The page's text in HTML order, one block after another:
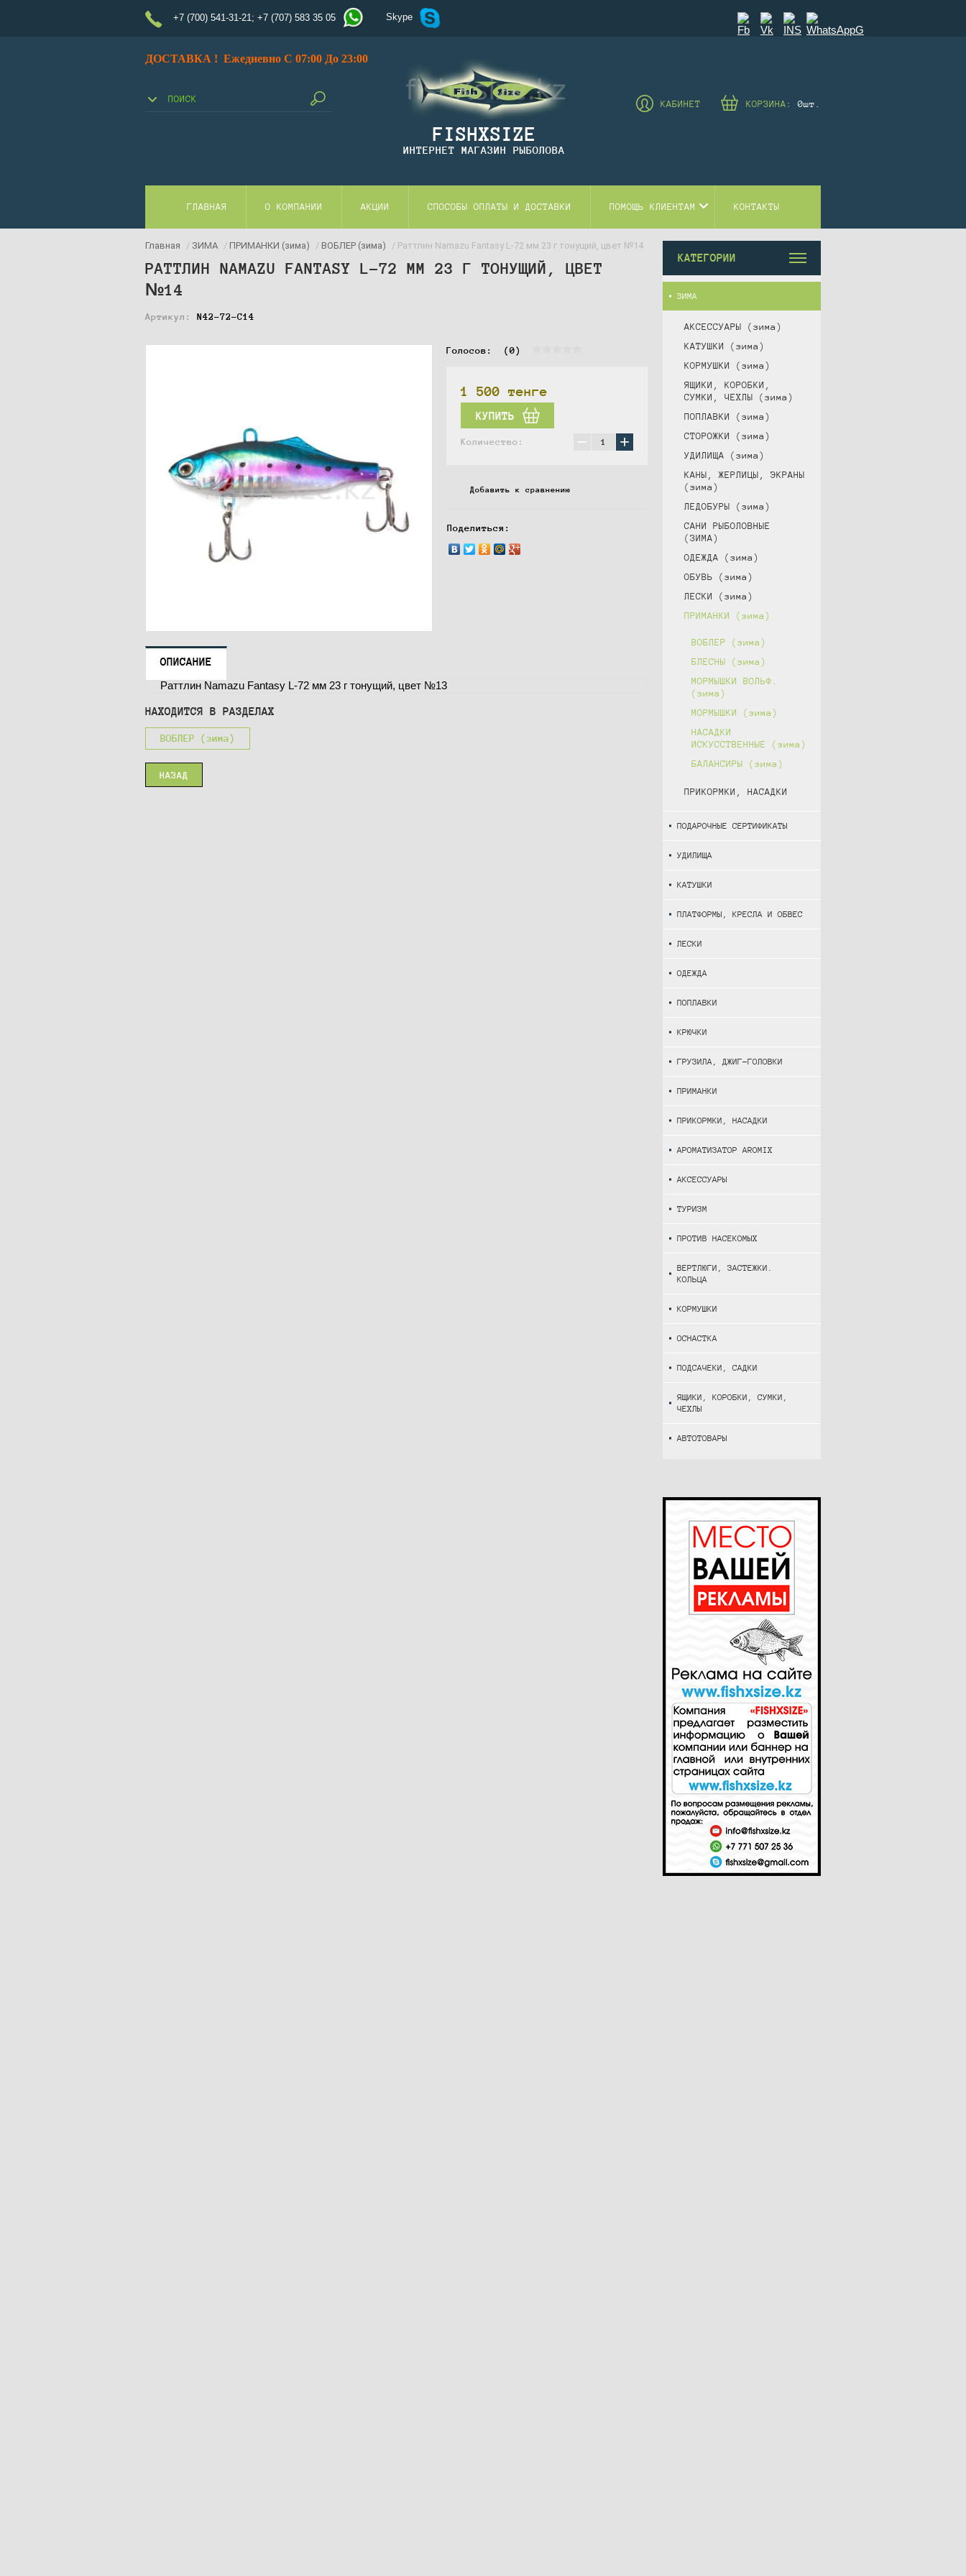
+7 (700) 541-31-21; +7 (707) 583 35 05 Skype
ДОСТАВКА ! Ежедневно С 07:00 До 23:00
КОРЗИНА:0шт.
КАБИНЕТ
FISHXSIZE
ИНТЕРНЕТ МАГАЗИН РЫБОЛОВА
ГЛАВНАЯ О КОМПАНИИ АКЦИИ СПОСОБЫ ОПЛАТЫ И ДОСТАВКИ ПОМОЩЬ КЛИЕНТАМ КОНТАКТЫ
КАТЕГОРИИ
ЗИМА
АКСЕССУАРЫ (зима)
КАТУШКИ (зима)
КОРМУШКИ (зима)
ЯЩИКИ, КОРОБКИ,
СУМКИ, ЧЕХЛЫ (зима)
ПОПЛАВКИ (зима)
СТОРОЖКИ (зима)
УДИЛИЩА (зима)
КАНЫ, ЖЕРЛИЦЫ, ЭКРАНЫ
(зима)
ЛЕДОБУРЫ (зима)
САНИ РЫБОЛОВНЫЕ
(ЗИМА)
ОДЕЖДА (зима)
ОБУВЬ (зима)
ЛЕСКИ (зима)
ПРИМАНКИ (зима)
ВОБЛЕР (зима)
БЛЕСНЫ (зима)
МОРМЫШКИ ВОЛЬФ.
(зима)
МОРМЫШКИ (зима)
НАСАДКИ
ИСКУССТВЕННЫЕ (зима)
БАЛАНСИРЫ (зима)
ПРИКОРМКИ, НАСАДКИ
ПОДАРОЧНЫЕ СЕРТИФИКАТЫ
УДИЛИЩА
КАТУШКИ
ПЛАТФОРМЫ, КРЕСЛА И ОБВЕС
ЛЕСКИ
ОДЕЖДА
ПОПЛАВКИ
КРЮЧКИ
ГРУЗИЛА, ДЖИГ-ГОЛОВКИ
ПРИМАНКИ
ПРИКОРМКИ, НАСАДКИ
АРОМАТИЗАТОР AROMIX
АКСЕССУАРЫ
ТУРИЗМ
ПРОТИВ НАСЕКОМЫХ
ВЕРТЛЮГИ, ЗАСТЕЖКИ.
КОЛЬЦА
КОРМУШКИ
ОСНАСТКА
ПОДСАЧЕКИ, САДКИ
ЯЩИКИ, КОРОБКИ, СУМКИ,
ЧЕХЛЫ
АВТОТОВАРЫ
Главная / ЗИМА / ПРИМАНКИ (зима) / ВОБЛЕР (зима) / Раттлин Namazu Fantasy L-72 мм 23 г тонущий, цвет №14
РАТТЛИН NAMAZU FANTASY L-72 ММ 23 Г ТОНУЩИЙ, ЦВЕТ
№14
Артикул: N42-72-C14
Голосов: (0)
1 500 тенге
КУПИТЬ
Количество: − +
Добавить к сравнению
Поделиться:
ОПИСАНИЕ
Раттлин Namazu Fantasy L-72 мм 23 г тонущий, цвет №13
НАХОДИТСЯ В РАЗДЕЛАХ
ВОБЛЕР (зима)
НАЗАД